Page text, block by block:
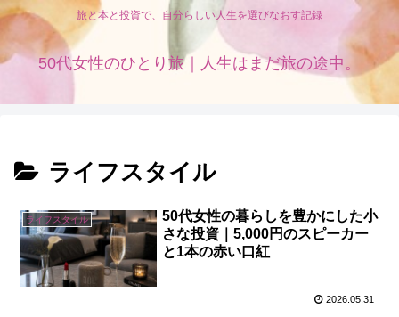
旅と本と投資で、自分らしい人生を選びなおす記録
50代女性のひとり旅｜人生はまだ旅の途中。
ライフスタイル
ライフスタイル
50代女性の暮らしを豊かにした小
さな投資｜5,000円のスピーカー
と1本の赤い口紅
2026.05.31